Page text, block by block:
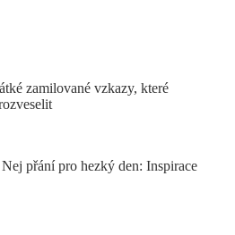
zamilované vzkazy, které
přání pro hezký den: Inspirace